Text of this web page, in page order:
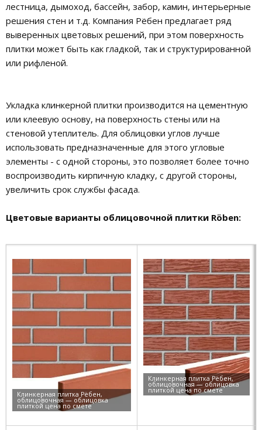
лестница, дымоход, бассейн, забор, камин, интерьерные
решения стен и т.д. Компания Рёбен предлагает ряд
выверенных цветовых решений, при этом поверхность
плитки может быть как гладкой, так и структурированной
или рифленой.
Укладка клинкерной плитки производится на цементную
или клеевую основу, на поверхность стены или на
стеновой утеплитель. Для облицовки углов лучше
использовать предназначенные для этого угловые
элементы - с одной стороны, это позволяет более точно
воспроизводить кирпичную кладку, с другой стороны,
увеличить срок службы фасада.
Цветовые варианты облицовочной плитки Röben: